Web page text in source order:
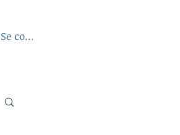
Se connecter